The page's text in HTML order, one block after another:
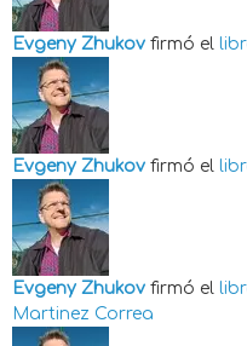
Evgeny Zhukov firmó el
Evgeny Zhukov firmó el
Evgeny Zhukov firmó el
Martinez Correa